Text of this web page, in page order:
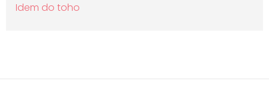
Idem do toho